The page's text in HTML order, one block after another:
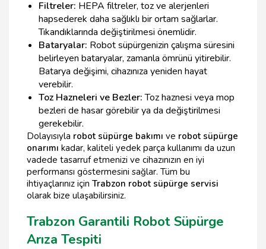
Filtreler: HEPA filtreler, toz ve alerjenleri
hapsederek daha sağlıklı bir ortam sağlarlar.
Tıkandıklarında değiştirilmesi önemlidir.
Bataryalar: Robot süpürgenizin çalışma süresini
belirleyen bataryalar, zamanla ömrünü yitirebilir.
Batarya değişimi, cihazınıza yeniden hayat
verebilir.
Toz Hazneleri ve Bezler:Toz haznesi veya mop
bezleri de hasar görebilir ya da değiştirilmesi
gerekebilir.
Dolayısıyla robot süpürge bakımı ve robot süpürge
onarımı kadar, kaliteli yedek parça kullanımı da uzun
vadede tasarruf etmenizi ve cihazınızın en iyi
performansı göstermesini sağlar. Tüm bu
ihtiyaçlarınız için Trabzon robot süpürge servisi
olarak bize ulaşabilirsiniz.
Trabzon Garantili Robot Süpürge
Arıza Tespiti